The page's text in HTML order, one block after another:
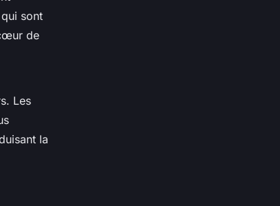
sont
de
Les
la